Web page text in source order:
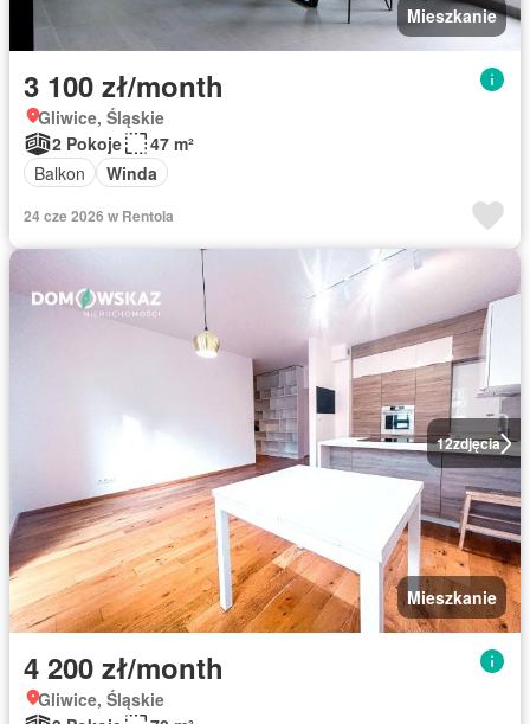
Mieszkanie
3 100 zł/month
Gliwice, Śląskie
2 Pokoje
47 m²
Balkon
Winda
24 cze 2026 w Rentola
12zdjęcia
Mieszkanie
4 200 zł/month
Gliwice, Śląskie